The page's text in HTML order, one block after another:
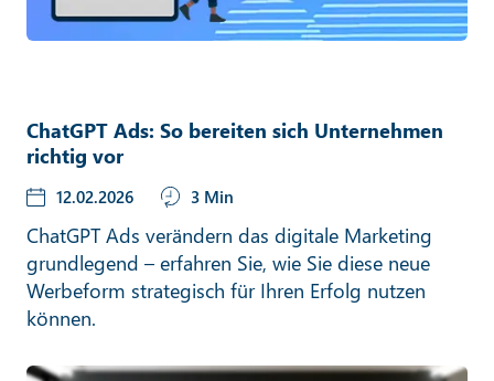
ChatGPT Ads: So bereiten sich Unternehmen
richtig vor
12.02.2026 3 Min
ChatGPT Ads verändern das digitale Marketing
grundlegend – erfahren Sie, wie Sie diese neue
Werbeform strategisch für Ihren Erfolg nutzen
können.